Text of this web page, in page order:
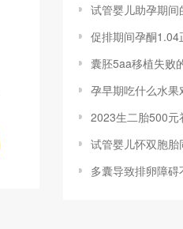
试管婴儿助孕期间的饮
促排期间孕酮1.04
囊胚5aa移植失败
孕早期吃什么水果
2023生二胎500元
试管婴儿怀双胞胎同
多囊导致排卵障碍不